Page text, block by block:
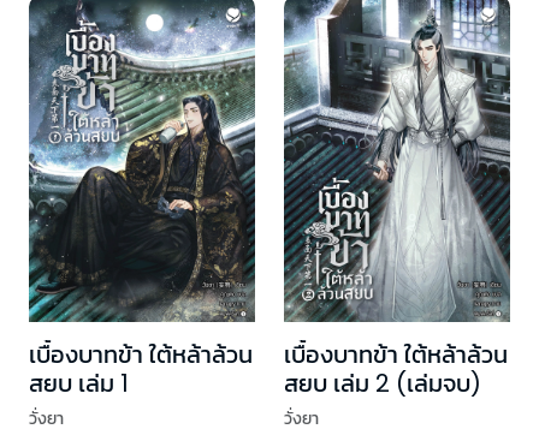
เบื้องบาทข้า ใต้หล้าล้วน
สยบ เล่ม 1
วั่งยา
เบื้องบาทข้า ใต้หล้าล้วน
สยบ เล่ม 2 (เล่มจบ)
วั่งยา